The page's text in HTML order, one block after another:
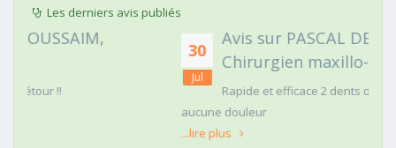
Les derniers avis publiés
30
Avis sur PASCAL DELCAMPE,
Chirurgien maxillo-faciale
Rapide et efficace 2 dents de sagesse extraites